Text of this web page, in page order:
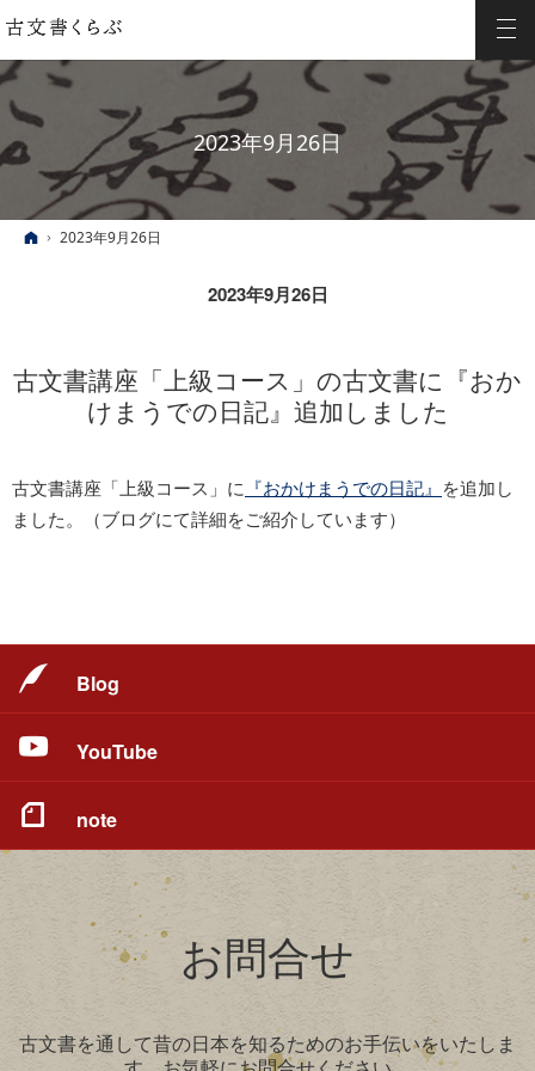
2023年9月26日
ホーム
2023年9月26日
2023年9月26日
古文書講座「上級コース」の古文書に『おか
けまうでの日記』追加しました
古文書講座「上級コース」に 『おかけまうでの日記』 を追加し
ました。（ブログにて詳細をご紹介しています）
Blog
YouTube
note
お問合せ
古文書を通して昔の日本を知るためのお手伝いをいたしま